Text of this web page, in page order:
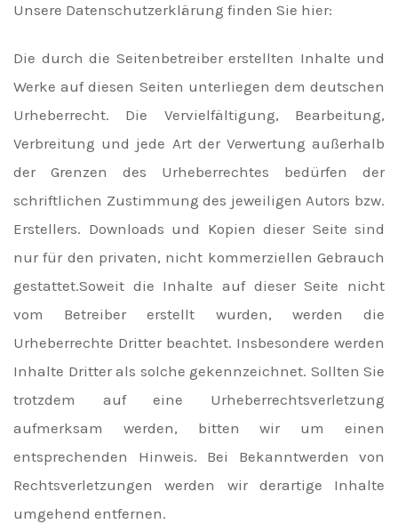
Unsere Datenschutzerklärung finden Sie hier:
Die durch die Seitenbetreiber erstellten Inhalte und
Werke auf diesen Seiten unterliegen dem deutschen
Urheberrecht. Die Vervielfältigung, Bearbeitung,
Verbreitung und jede Art der Verwertung außerhalb
der Grenzen des Urheberrechtes bedürfen der
schriftlichen Zustimmung des jeweiligen Autors bzw.
Erstellers. Downloads und Kopien dieser Seite sind
nur für den privaten, nicht kommerziellen Gebrauch
gestattet.Soweit die Inhalte auf dieser Seite nicht
vom Betreiber erstellt wurden, werden die
Urheberrechte Dritter beachtet. Insbesondere werden
Inhalte Dritter als solche gekennzeichnet. Sollten Sie
trotzdem auf eine Urheberrechtsverletzung
aufmerksam werden, bitten wir um einen
entsprechenden Hinweis. Bei Bekanntwerden von
Rechtsverletzungen werden wir derartige Inhalte
umgehend entfernen.